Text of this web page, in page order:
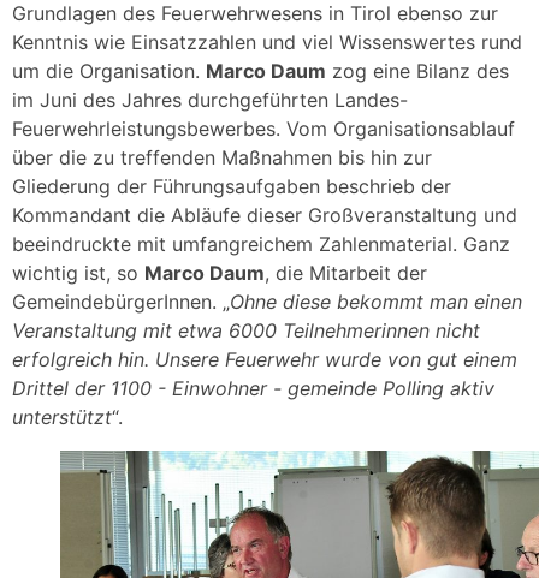
Grundlagen des Feuerwehrwesens in Tirol ebenso zur
Kenntnis wie Einsatzzahlen und viel Wissenswertes rund
um die Organisation. Marco Daum zog eine Bilanz des
im Juni des Jahres durchgeführten Landes-
Feuerwehrleistungsbewerbes. Vom Organisationsablauf
über die zu treffenden Maßnahmen bis hin zur
Gliederung der Führungsaufgaben beschrieb der
Kommandant die Abläufe dieser Großveranstaltung und
beeindruckte mit umfangreichem Zahlenmaterial. Ganz
wichtig ist, so Marco Daum, die Mitarbeit der
GemeindebürgerInnen. „Ohne diese bekommt man einen
Veranstaltung mit etwa 6000 Teilnehmerinnen nicht
erfolgreich hin. Unsere Feuerwehr wurde von gut einem
Drittel der 1100 - Einwohner - gemeinde Polling aktiv
unterstützt“.